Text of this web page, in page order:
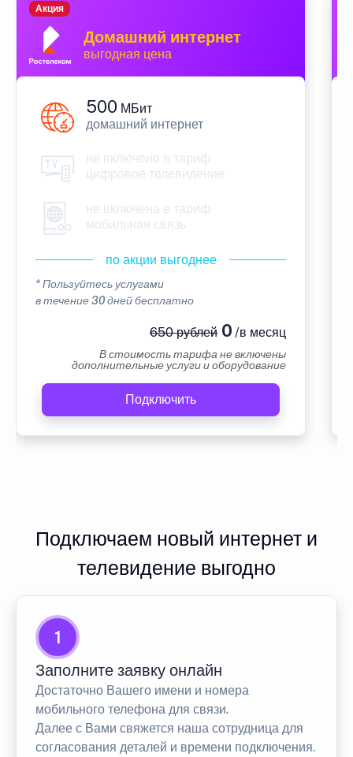
Домашний интернет
выгодная цена
Акция
500 МБит
домашний интернет
не включено в тариф
цифровое телевидение
не включена в тариф
мобильная связь
по акции выгоднее
* Пользуйтесь услугами
в течение 30 дней бесплатно
650 рублей0 /в месяц
В стоимость тарифа не включены
дополнительные услуги и оборудование
Подключить
Подключаем новый интернет и
телевидение выгодно
1
Заполните заявку онлайн
Достаточно Вашего имени и номера
мобильного телефона для связи.
Далее с Вами свяжется наша сотрудница для
согласования деталей и времени подключения.